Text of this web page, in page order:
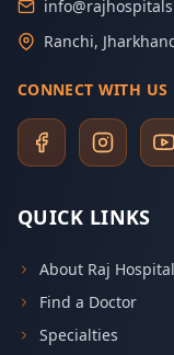
Ranchi,
CONNECT WITH US
QUICK LINKS
About Raj
Find a Doctor
Specialties